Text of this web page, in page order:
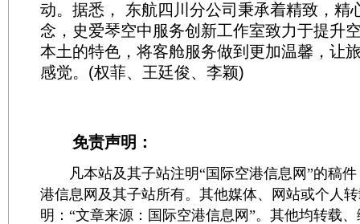
动。据悉， 东航四川分公司秉承着精致，精
念，史爱琴空中服务创新工作室致力于提升
本土的特色，将客舱服务做到更加温馨，让
感觉。(权菲、王廷俊、李颖)
免责声明：
凡本站及其子站注明“国际空港信息网”的稿件
港信息网及其子站所有。其他媒体、网站或个人
明：“文章来源：国际空港信息网”。其他均转载